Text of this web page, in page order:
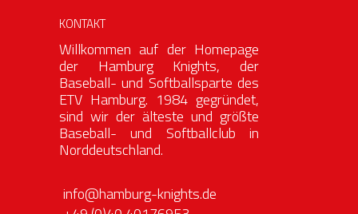
KONTAKT
Willkommen auf der Homepage
der Hamburg Knights, der
Baseball- und Softballsparte des
ETV Hamburg. 1984 gegründet,
sind wir der älteste und größte
Baseball- und Softballclub in
Norddeutschland.
info@hamburg-knights.de